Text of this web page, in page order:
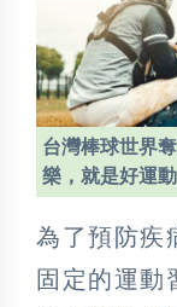
台灣棒球世界
樂，就是好運
為了預防疾
固定的運動